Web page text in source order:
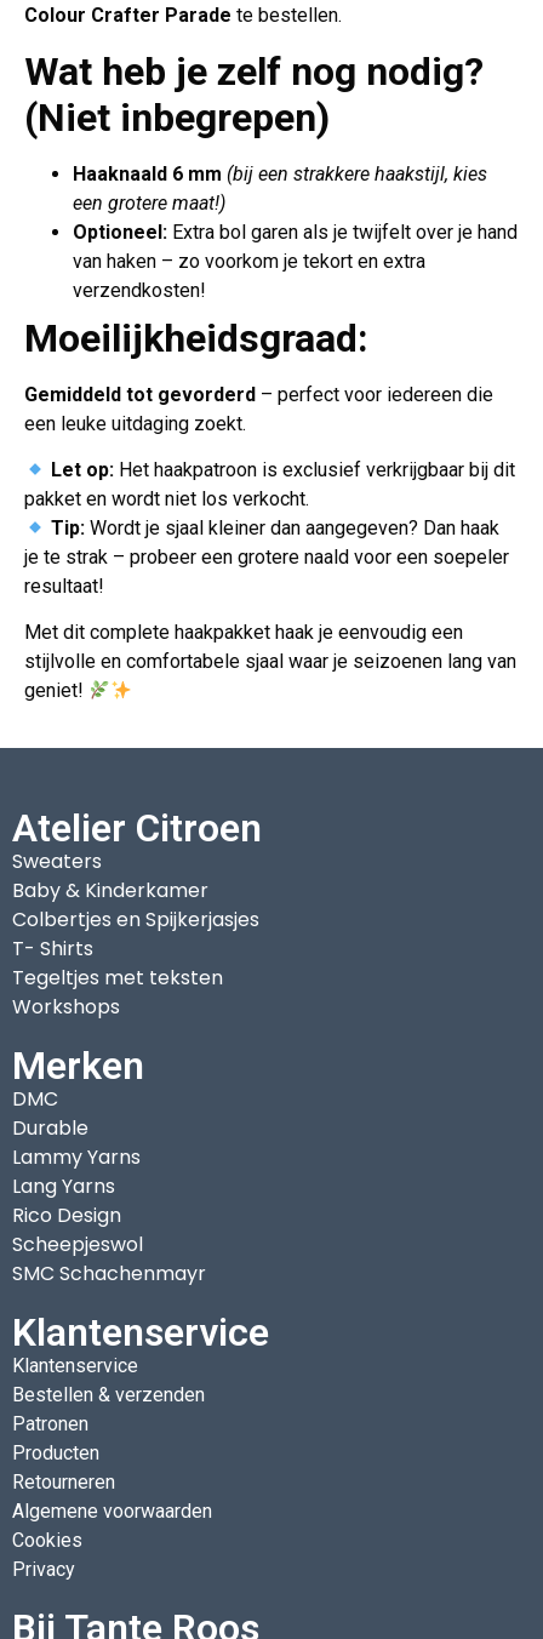
Colour Crafter Parade te bestellen.
Wat heb je zelf nog nodig?
(Niet inbegrepen)
Haaknaald 6 mm (bij een strakkere haakstijl, kies
een grotere maat!)
Optioneel: Extra bol garen als je twijfelt over je hand
van haken – zo voorkom je tekort en extra
verzendkosten!
Moeilijkheidsgraad:
Gemiddeld tot gevorderd – perfect voor iedereen die
een leuke uitdaging zoekt.
Let op: Het haakpatroon is exclusief verkrijgbaar bij dit
pakket en wordt niet los verkocht.
Tip: Wordt je sjaal kleiner dan aangegeven? Dan haak
je te strak – probeer een grotere naald voor een soepeler
resultaat!
Met dit complete haakpakket haak je eenvoudig een
stijlvolle en comfortabele sjaal waar je seizoenen lang van
geniet!
Atelier Citroen
Sweaters
Baby & Kinderkamer
Colbertjes en Spijkerjasjes
T- Shirts
Tegeltjes met teksten
Workshops
Merken
DMC
Durable
Lammy Yarns
Lang Yarns
Rico Design
Scheepjeswol
SMC Schachenmayr
Klantenservice
Klantenservice
Bestellen & verzenden
Patronen
Producten
Retourneren
Algemene voorwaarden
Cookies
Privacy
Bij Tante Roos